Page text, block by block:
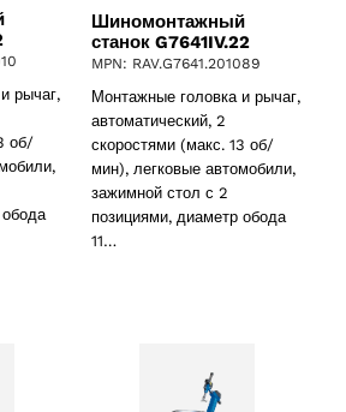
рычаг,
об/
Шиномонтажный
станок G7641IV.22
MPN: RAV.G7641.201089
Монтажные головка и рычаг,
автоматический, 2
скоростями (макс. 13 об/
мин), легковые автомобили,
зажимной стол с 2
позициями, диаметр обода
11…